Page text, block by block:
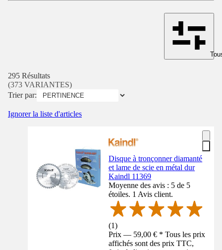
295 Résultats
(373 VARIANTES)
Trier par:
Ignorer la liste d'articles
Disque à tronçonner diamanté
et lame de scie en métal dur
Kaindl 11369
Moyenne des avis : 5 de 5
étoiles. 1 Avis client.
(1)
Prix — 59,00 € * Tous les prix
affichés sont des prix TTC,